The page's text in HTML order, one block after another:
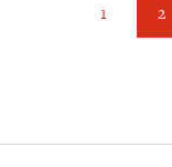
1 2